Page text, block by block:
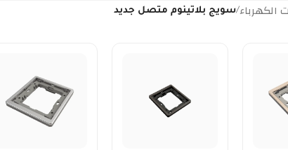
الكهرباء/سويج بلاتينوم متصل جديد